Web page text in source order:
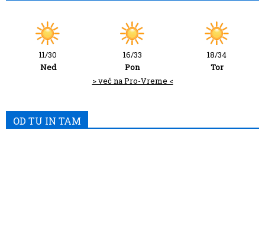
11/30
Ned
16/33
Pon
18/34
Tor
> več na Pro-Vreme <
OD TU IN TAM